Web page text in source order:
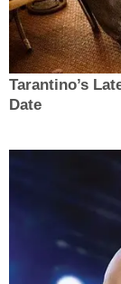
Tarantino’s
Date